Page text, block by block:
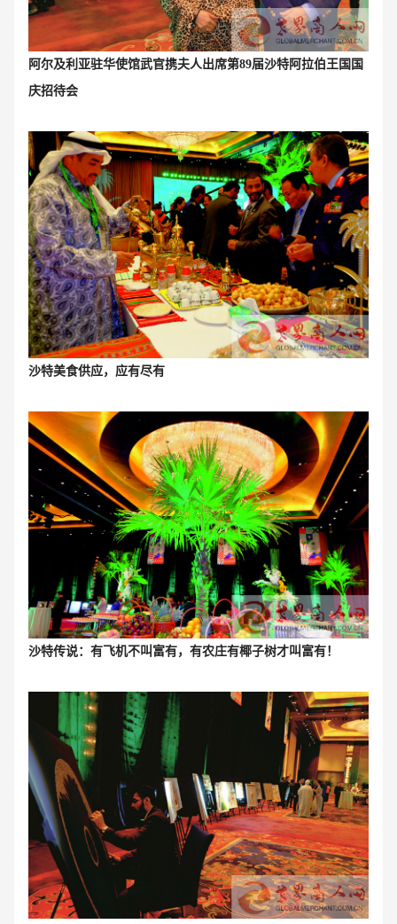
阿尔及利亚驻华使馆武官携夫人出席第89届沙特阿拉伯王国国
庆招待会
沙特美食供应，应有尽有
沙特传说：有飞机不叫富有，有农庄有椰子树才叫富有！